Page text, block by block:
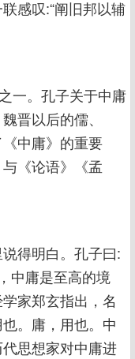
感叹:“阐旧邦以辅
一。孔子关于中庸
晋以后的儒、
中庸》的重要
《论语》《孟
得明白。孔子曰:
中庸是至高的境
家郑玄指出，名
。庸，用也。中
思想家对中庸进